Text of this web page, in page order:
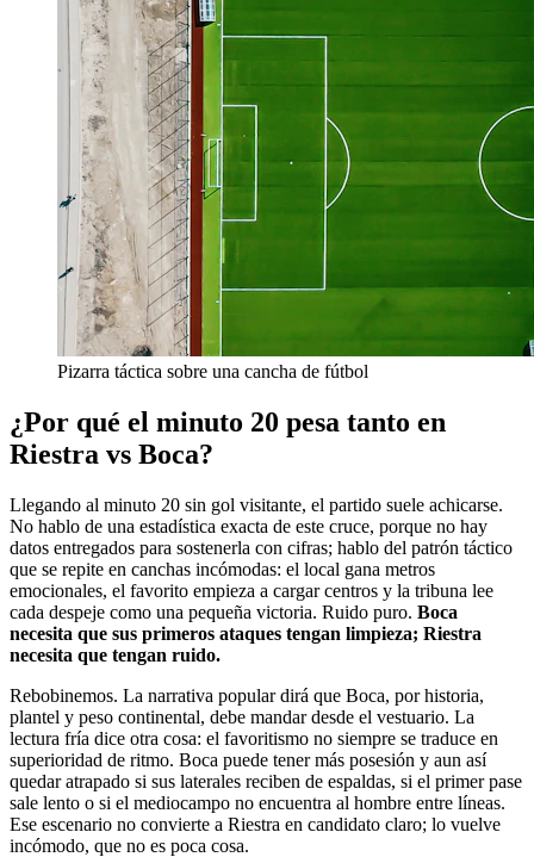
Pizarra táctica sobre una cancha de fútbol
¿Por qué el minuto 20 pesa tanto en
Riestra vs Boca?
Llegando al minuto 20 sin gol visitante, el partido suele achicarse.
No hablo de una estadística exacta de este cruce, porque no hay
datos entregados para sostenerla con cifras; hablo del patrón táctico
que se repite en canchas incómodas: el local gana metros
emocionales, el favorito empieza a cargar centros y la tribuna lee
cada despeje como una pequeña victoria. Ruido puro. Boca
necesita que sus primeros ataques tengan limpieza; Riestra
necesita que tengan ruido.
Rebobinemos. La narrativa popular dirá que Boca, por historia,
plantel y peso continental, debe mandar desde el vestuario. La
lectura fría dice otra cosa: el favoritismo no siempre se traduce en
superioridad de ritmo. Boca puede tener más posesión y aun así
quedar atrapado si sus laterales reciben de espaldas, si el primer pase
sale lento o si el mediocampo no encuentra al hombre entre líneas.
Ese escenario no convierte a Riestra en candidato claro; lo vuelve
incómodo, que no es poca cosa.